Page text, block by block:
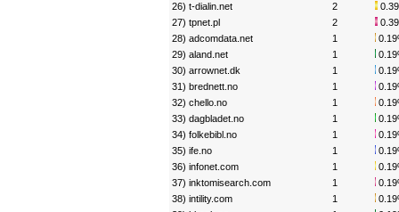
26) t-dialin.net
2
27) tpnet.pl
2
28) adcomdata.net
1
29) aland.net
1
30) arrownet.dk
1
31) brednett.no
1
32) chello.no
1
33) dagbladet.no
1
34) folkebibl.no
1
35) ife.no
1
36) infonet.com
1
37) inktomisearch.com
1
38) intility.com
1